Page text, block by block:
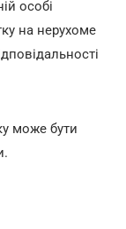
особі
на нерухоме
може бути